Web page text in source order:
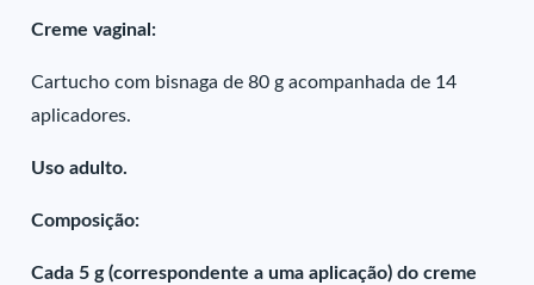
Creme vaginal:
Cartucho com bisnaga de 80 g acompanhada de 14
aplicadores.
Uso adulto.
Composição:
Cada 5 g (correspondente a uma aplicação) do creme